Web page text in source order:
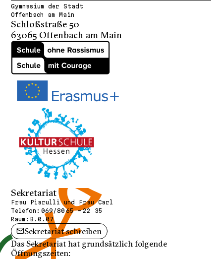
Gymnasium der Stadt
Offenbach am Main
Schloßstraße 50
63065 Offenbach am Main
Sekretariat
Frau Piarulli und Frau Carl
Telefon: 069/80 65 - 22 35
Raum: B.0.07
Sekretariat schreiben
Das Sekretariat hat grundsätzlich folgende
Öffnungszeiten: